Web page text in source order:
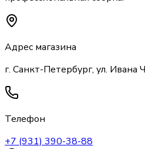
Адрес магазина
г. Санкт-Петербург, ул. Ивана
Телефон
+7 (931) 390-38-88